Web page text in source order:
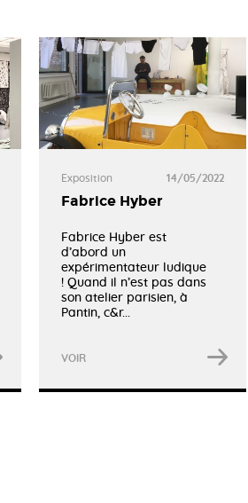
Exposition 14/05/2022
Fabrice Hyber
Fabrice Hyber est
d’abord un
expérimentateur ludique
! Quand il n’est pas dans
son atelier parisien, à
Pantin, c&r...
VOIR